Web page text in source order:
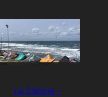
La Ciaccia –